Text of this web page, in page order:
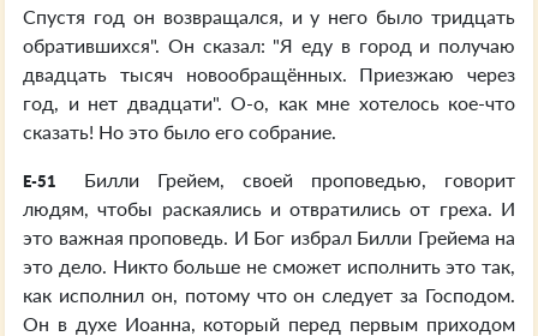
Спустя год он возвращался, и у него было тридцать
обратившихся". Он сказал: "Я еду в город и получаю
двадцать тысяч новообращённых. Приезжаю через
год, и нет двадцати". О-о, как мне хотелось кое-что
сказать! Но это было его собрание.
E-51
Билли Грейем, своей проповедью, говорит
людям, чтобы раскаялись и отвратились от греха. И
это важная проповедь. И Бог избрал Билли Грейема на
это дело. Никто больше не сможет исполнить это так,
как исполнил он, потому что он следует за Господом.
Он в духе Иоанна, который перед первым приходом